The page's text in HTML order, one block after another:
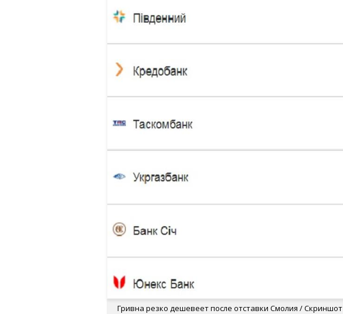
Гривна резко дешевеет после отставки Смолия / Скриншот